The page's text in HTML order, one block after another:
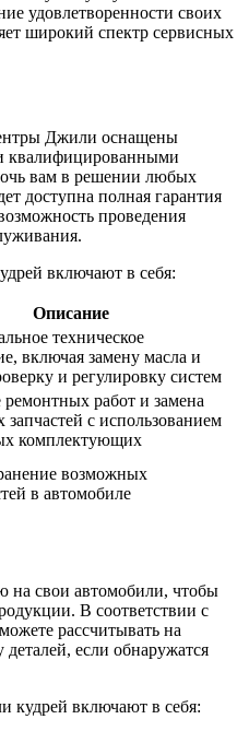
удовлетворенности своих
широкий спектр сервисных
Джили оснащены
квалифицированными
вам в решении любых
доступна полная гарантия
проведения
включают в себя:
Описание
техническое
включая замену масла и
и регулировку систем
работ и замена
с использованием
комплектующих
возможных
в автомобиле
на свои автомобили, чтобы
В соответствии с
рассчитывать на
если обнаружатся
кудрей включают в себя: